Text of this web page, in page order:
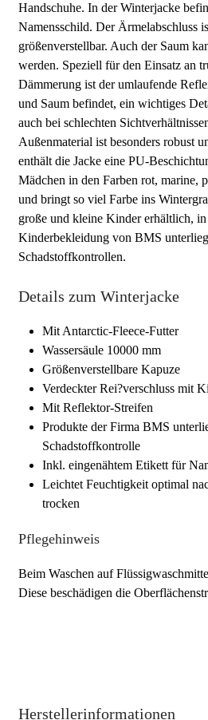
Handschuhe. In der Winterjacke
Namensschild. Der Ärmelabschluss
größenverstellbar. Auch der Saum
werden. Speziell für den Einsatz an
Dämmerung ist der umlaufende
und Saum befindet, ein wichtiges
auch bei schlechten
Außenmaterial ist besonders robust
enthält die Jacke eine PU-
Mädchen in den Farben rot, marine,
und bringt so viel Farbe ins
große und kleine Kinder erhältlich,
Kinderbekleidung von BMS
Schadstoffkontrollen.
Details zum Winterjacke
Mit Antarctic-Fleece-Futter
Wassersäule 10000 mm
Größenverstellbare Kapuze
Verdeckter Rei?verschluss mit
Mit Reflektor-Streifen
Produkte der Firma BMS
Schadstoffkontrolle
Inkl. eingenähtem Etikett für
Leichtet Feuchtigkeit optimal
trocken
Pflegehinweis
Beim Waschen auf
Diese beschädigen die
Herstellerinformationen